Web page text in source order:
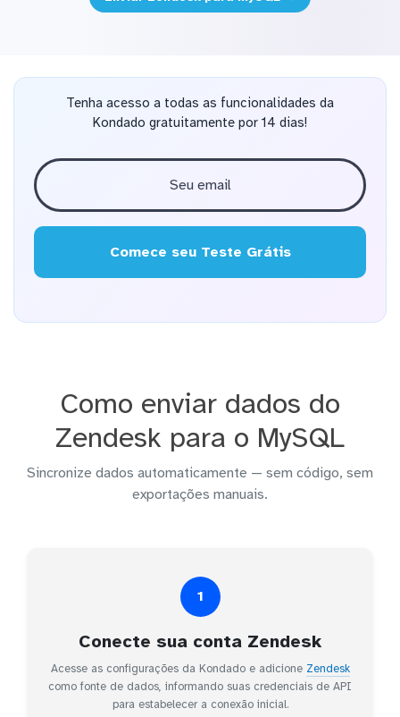
Tenha acesso a todas as funcionalidades da
Kondado gratuitamente por 14 dias!
Comece seu Teste Grátis
Como enviar dados do
Zendesk para o MySQL
Sincronize dados automaticamente — sem código, sem
exportações manuais.
1
Conecte sua conta Zendesk
Acesse as configurações da Kondado e adicione Zendesk
como fonte de dados, informando suas credenciais de API
para estabelecer a conexão inicial.